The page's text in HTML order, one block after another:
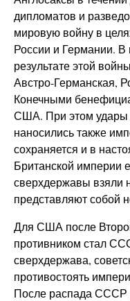
дипломатов и
мировую войну в
России и Германии. В
результате этой
Австро-Германская,
Конечными
США. При этом удары
наносились также
сохраняется и в
Британской империи
сверхдержавы
представляют собой
Для США после
противником стал
сверхдержава,
противостоять
После распада СССР